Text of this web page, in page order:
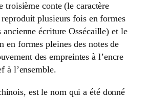
troisième conte (le caractère
plusieurs fois en formes
ancienne écriture Ossécaille) et le
en formes pleines des notes de
des empreintes à l’encre
à l’ensemble.
est le nom qui a été donné